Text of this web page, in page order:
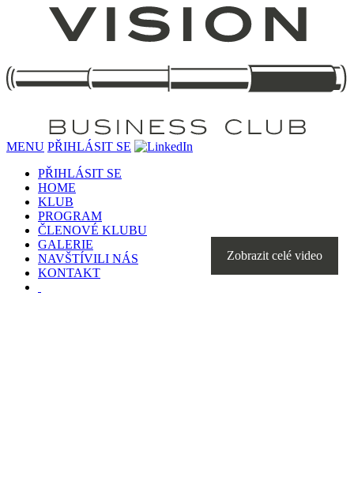
MENU PŘIHLÁSIT SE
PŘIHLÁSIT SE
HOME
KLUB
PROGRAM
ČLENOVÉ KLUBU
GALERIE
NAVŠTÍVILI NÁS
KONTAKT
Zobrazit celé video